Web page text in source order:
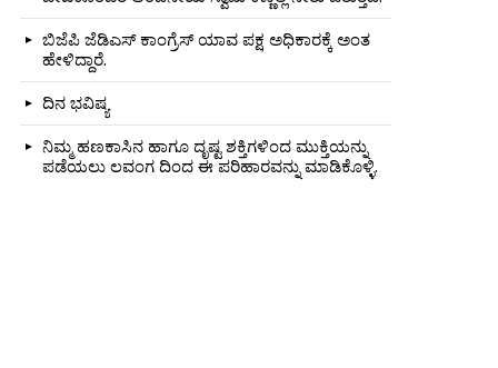
ಬಿಜೆಪಿ ಜೆಡಿಎಸ್ ಕಾಂಗ್ರೆಸ್ ಯಾವ ಪಕ್ಷ ಅಧಿಕಾರಕ್ಕೆ ಅಂತ
ಹೇಳಿದ್ದಾರೆ.
ದಿನ ಭವಿಷ್ಯ
ನಿಮ್ಮ ಹಣಕಾಸಿನ ಹಾಗೂ ದೃಷ್ಟ ಶಕ್ತಿಗಳಿಂದ ಮುಕ್ತಿಯನ್ನು
ಪಡೆಯಲು ಲವಂಗ ದಿಂದ ಈ ಪರಿಹಾರವನ್ನು ಮಾಡಿಕೊಳ್ಳಿ.